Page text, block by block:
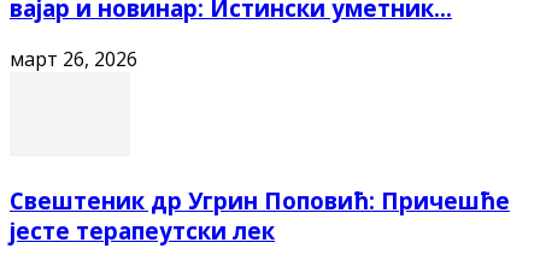
вајар и новинар: Истински уметник...
март 26, 2026
Свештеник др Угрин Поповић: Причешће
јесте терапеутски лек